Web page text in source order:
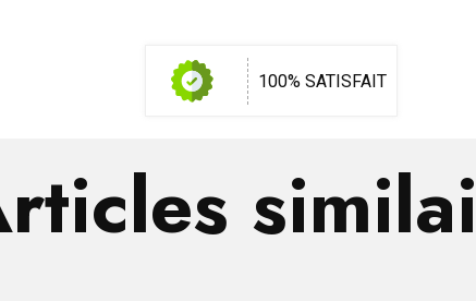
100% SATISFAIT